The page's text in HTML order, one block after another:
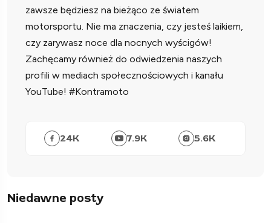
zawsze będziesz na bieżąco ze światem
motorsportu. Nie ma znaczenia, czy jesteś laikiem,
czy zarywasz noce dla nocnych wyścigów!
Zachęcamy również do odwiedzenia naszych
profili w mediach społecznościowych i kanału
YouTube! #Kontramoto
24K 7.9K 5.6K
Niedawne posty